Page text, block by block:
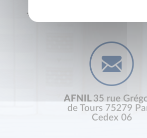
+33 (0) 1 44 41 29 19
AFNIL 35 rue
de Tours 75279
Cedex 06